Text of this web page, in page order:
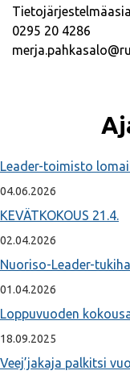
0295 20 4286
Leader-toimisto
04.06.2026
KEVÄTKOKOUS 21.4.
02.04.2026
Nuoriso-Leader-
01.04.2026
Loppuvuoden
18.09.2025
Veej’jakaja palkitsi